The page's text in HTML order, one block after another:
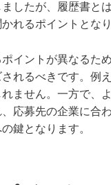
したが、履歴書
れるポイントとな
イントが異なる
れるべきです。
ません。一方で、
応募先の企業に
鍵となります。